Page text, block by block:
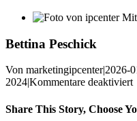
Bettina Peschick
Von marketingipcenter|2026-
2024|Kommentare deaktiviert
Share This Story, Choose